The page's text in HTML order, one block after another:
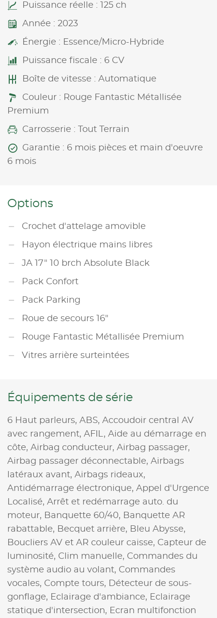
Puissance réelle : 125 ch
Année : 2023
Énergie : Essence/Micro-Hybride
Puissance fiscale : 6 CV
Boîte de vitesse : Automatique
Couleur : Rouge Fantastic Métallisée
Premium
Carrosserie : Tout Terrain
Garantie : 6 mois pièces et main d'oeuvre
6 mois
Options
Crochet d'attelage amovible
Hayon électrique mains libres
JA 17" 10 brch Absolute Black
Pack Confort
Pack Parking
Roue de secours 16"
Rouge Fantastic Métallisée Premium
Vitres arrière surteintées
Équipements de série
6 Haut parleurs, ABS, Accoudoir central AV
avec rangement, AFIL, Aide au démarrage en
côte, Airbag conducteur, Airbag passager,
Airbag passager déconnectable, Airbags
latéraux avant, Airbags rideaux,
Antidémarrage électronique, Appel d'Urgence
Localisé, Arrêt et redémarrage auto. du
moteur, Banquette 60/40, Banquette AR
rabattable, Becquet arrière, Bleu Abysse,
Boucliers AV et AR couleur caisse, Capteur de
luminosité, Clim manuelle, Commandes du
système audio au volant, Commandes
vocales, Compte tours,
Détecteur de sous-
gonflage, Eclairage d'ambiance, Eclairage
statique d'intersection, Ecran multifonction